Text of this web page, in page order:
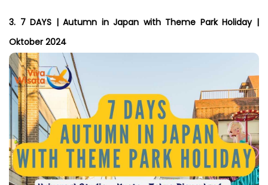
3. 7 DAYS | Autumn in Japan with Theme Park Holiday |
Oktober 2024